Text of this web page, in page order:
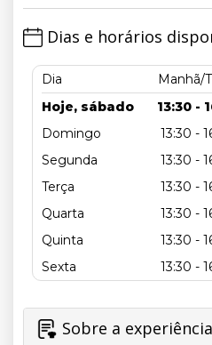
Dias e horários
Dia Manhã/
Hoje, sábado
13:30 -
Domingo
13:30 -
Segunda
13:30 -
Terça
13:30 -
Quarta
13:30 -
Quinta
13:30 -
Sexta
13:30 -
Sobre a experiência